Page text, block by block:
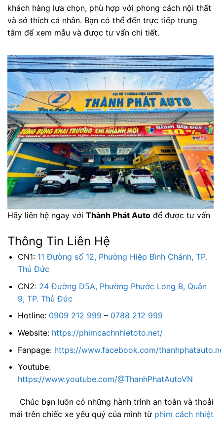
khách hàng lựa chọn, phù hợp với phong cách nội thất
và sở thích cá nhân. Bạn có thể đến trực tiếp trung
tâm để xem mẫu và được tư vấn chi tiết.
Hãy liên hệ ngay với Thành Phát Auto để được tư vấn
Thông Tin Liên Hệ
CN1: 11 Đường số 12, Phường Hiệp Bình Chánh, TP.
Thủ Đức
CN2: 24 Đường D5A, Phường Phước Long B, Quận
9, TP. Thủ Đức
Hotline: 0909 212 999 – 0788 212 999
Website: https://phimcachnhietoto.net/
Fanpage: https://www.facebook.com/
Youtube:
https://www.youtube.com/@ThanhPhatAutoVN
Chúc bạn luôn có những hành trình an toàn và thoải
mái trên chiếc xe yêu quý của mình từ phim cách nhiệt